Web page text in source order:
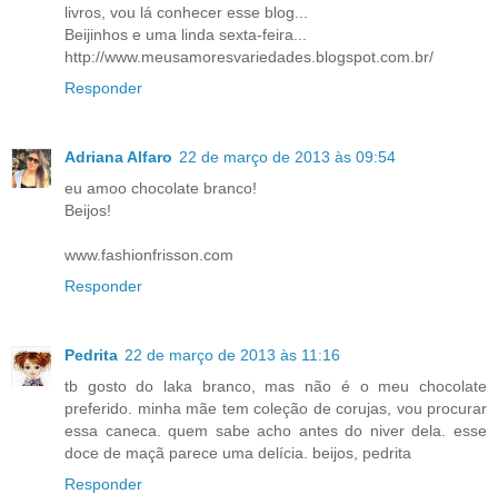
livros, vou lá conhecer esse blog...
Beijinhos e uma linda sexta-feira...
http://www.meusamoresvariedades.blogspot.com.br/
Responder
Adriana Alfaro 22 de março de 2013 às 09:54
eu amoo chocolate branco!
Beijos!
www.fashionfrisson.com
Responder
Pedrita 22 de março de 2013 às 11:16
tb gosto do laka branco, mas não é o meu chocolate
preferido. minha mãe tem coleção de corujas, vou procurar
essa caneca. quem sabe acho antes do niver dela. esse
doce de maçã parece uma delícia. beijos, pedrita
Responder